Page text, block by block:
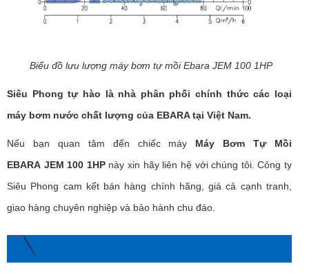
Biểu đồ lưu lượng máy bơm tự mồi Ebara JEM 100 1HP
Siêu Phong tự hào là nhà phân phối chính thức các loại
máy bơm nước chất lượng của EBARA tại Việt Nam.
Nếu bạn quan tâm đến chiếc máy Máy Bơm Tự Mồi
EBARA JEM 100 1HPnày xin hãy liên hệ với chúng tôi. Công ty
Siêu Phong cam kết bán hàng chính hãng, giá cả cạnh tranh,
giao hàng chuyên nghiệp và bảo hành chu đáo.